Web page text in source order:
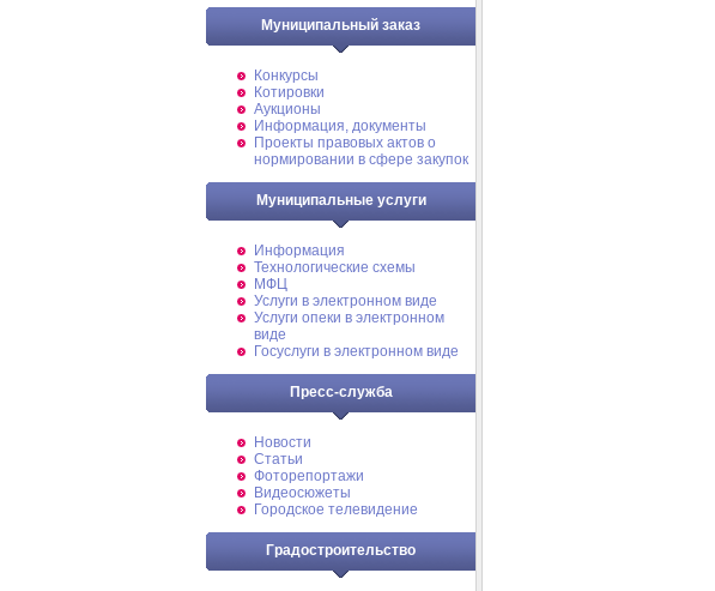
Муниципальный заказ
Конкурсы
Котировки
Аукционы
Информация, документы
Проекты правовых актов о
нормировании в сфере закупок
Муниципальные услуги
Информация
Технологические схемы
МФЦ
Услуги в электронном виде
Услуги опеки в электронном
виде
Госуслуги в электронном виде
Пресс-служба
Новости
Статьи
Фоторепортажи
Видеосюжеты
Городское телевидение
Градостроительство